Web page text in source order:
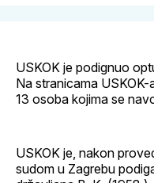
USKOK je podignuo
Na stranicama
13 osoba kojima se
USKOK je, nakon
sudom u Zagrebu